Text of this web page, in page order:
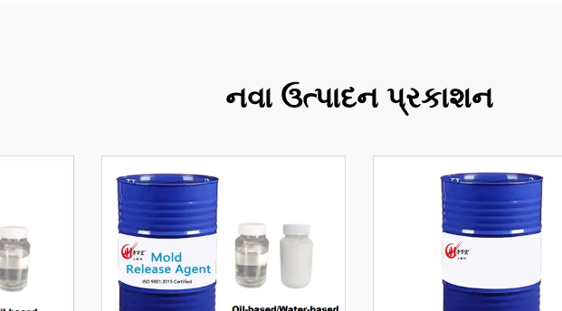
નવા ઉત્પાદન પ્રકાશન